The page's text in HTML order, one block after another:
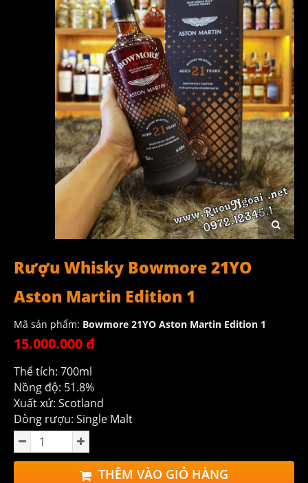
Rượu Whisky Bowmore 21YO
Aston Martin Edition 1
Mã sản phẩm: Bowmore 21YO Aston Martin Edition 1
15.000.000 đ
Thể tích: 700ml
Nồng độ: 51.8%
Xuất xứ: Scotland
Dòng rượu: Single Malt
THÊM VÀO GIỎ HÀNG